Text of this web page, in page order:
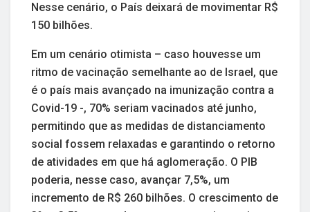
Nesse cenário, o País deixará de movimentar R$
150 bilhões.
Em um cenário otimista – caso houvesse um
ritmo de vacinação semelhante ao de Israel, que
é o país mais avançado na imunização contra a
Covid-19 -, 70% seriam vacinados até junho,
permitindo que as medidas de distanciamento
social fossem relaxadas e garantindo o retorno
de atividades em que há aglomeração. O PIB
poderia, nesse caso, avançar 7,5%, um
incremento de R$ 260 bilhões. O crescimento de